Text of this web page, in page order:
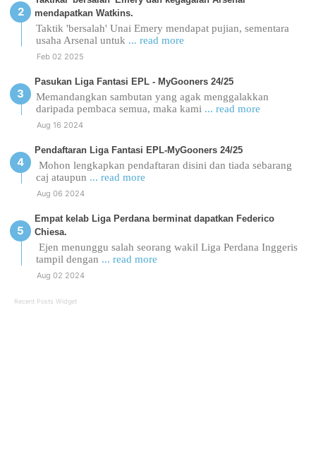
mendapatkan Watkins.
Taktik 'bersalah' Unai Emery mendapat pujian, sementara
usaha Arsenal untuk ... read more
Feb 02 2025
Pasukan Liga Fantasi EPL - MyGooners 24/25
Memandangkan sambutan yang agak menggalakkan
daripada pembaca semua, maka kami ... read more
Aug 16 2024
Pendaftaran Liga Fantasi EPL-MyGooners 24/25
Mohon lengkapkan pendaftaran disini dan tiada sebarang
caj ataupun ... read more
Aug 06 2024
Empat kelab Liga Perdana berminat dapatkan Federico
Chiesa.
Ejen menunggu salah seorang wakil Liga Perdana Inggeris
tampil dengan ... read more
Aug 02 2024
Recent Posts Widget